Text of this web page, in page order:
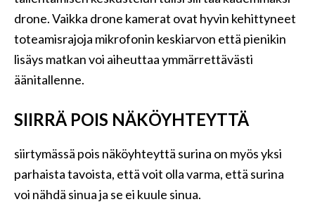
drone. Vaikka drone kamerat ovat hyvin kehittyneet
toteamisrajoja mikrofonin keskiarvon että pienikin
lisäys matkan voi aiheuttaa ymmärrettävästi
äänitallenne.
SIIRRÄ POIS NÄKÖYHTEYTTÄ
siirtymässä pois näköyhteyttä surina on myös yksi
parhaista tavoista, että voit olla varma, että surina
voi nähdä sinua ja se ei kuule sinua.